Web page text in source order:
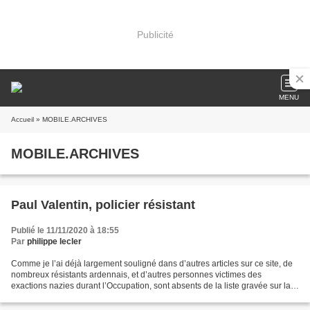
Publicité
MENU
Accueil » MOBILE.ARCHIVES
MOBILE.ARCHIVES
Paul Valentin, policier résistant
Publié le 11/11/2020 à 18:55
Par philippe lecler
Comme je l’ai déjà largement souligné dans d’autres articles sur ce site, de
nombreux résistants ardennais, et d’autres personnes victimes des
exactions nazies durant l’Occupation, sont absents de la liste gravée sur la